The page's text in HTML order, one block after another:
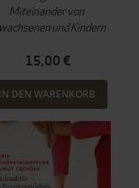
Miteinander von
und Kindern
15,00 €
IN DEN WARENKORB